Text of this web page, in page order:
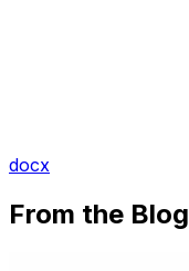
docx
From the Blog